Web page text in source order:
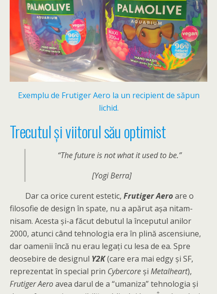
Exemplu de Frutiger Aero la un recipient de săpun
lichid.
Trecutul și viitorul său optimist
“The future is not what it used to be.”
[Yogi Berra]
Dar ca orice curent estetic, Frutiger Aeroare o
filosofie de design în spate, nu a apărut așa nitam-
nisam. Acesta și-a făcut debutul la începutul anilor
2000, atunci când tehnologia era în plină ascensiune,
dar oamenii încă nu erau legați cu lesa de ea. Spre
deosebire de designul Y2K(care era mai edgy și SF,
reprezentat în special prin Cybercore și Metalheart),
Frutiger Aeroavea darul de a “umaniza” tehnologia și